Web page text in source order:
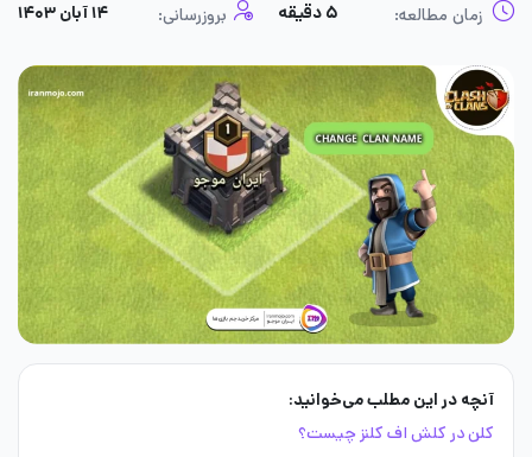
زمان مطالعه: ۵ دقیقه بروزرسانی: ۱۴ آبان ۱۴۰۳
آنچه در این مطلب می‌خوانید:
کلن در کلش اف کلنز چیست؟